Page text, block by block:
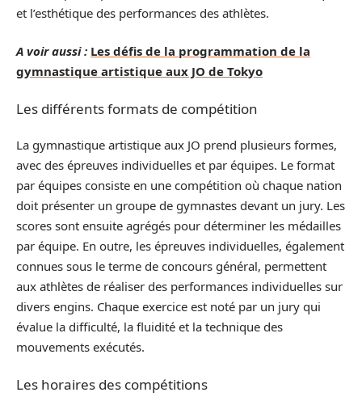
et l’esthétique des performances des athlètes.
A voir aussi : Les défis de la programmation de la
gymnastique artistique aux JO de Tokyo
Les différents formats de compétition
La gymnastique artistique aux JO prend plusieurs formes,
avec des épreuves individuelles et par équipes. Le format
par équipes consiste en une compétition où chaque nation
doit présenter un groupe de gymnastes devant un jury. Les
scores sont ensuite agrégés pour déterminer les médailles
par équipe. En outre, les épreuves individuelles, également
connues sous le terme de concours général, permettent
aux athlètes de réaliser des performances individuelles sur
divers engins. Chaque exercice est noté par un jury qui
évalue la difficulté, la fluidité et la technique des
mouvements exécutés.
Les horaires des compétitions